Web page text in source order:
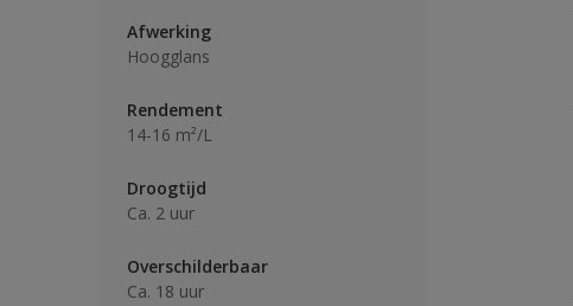
Afwerking
Hoogglans
Rendement
14-16 m²/L
Droogtijd
Ca. 2 uur
Overschilderbaar
Ca. 18 uur